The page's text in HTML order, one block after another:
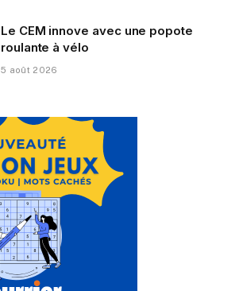
Le CEM innove avec une popote
roulante à vélo
5 août 2026